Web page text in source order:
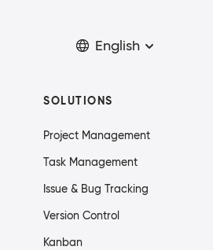
English
SOLUTIONS
Project Management
Task Management
Issue & Bug Tracking
Version Control
Kanban